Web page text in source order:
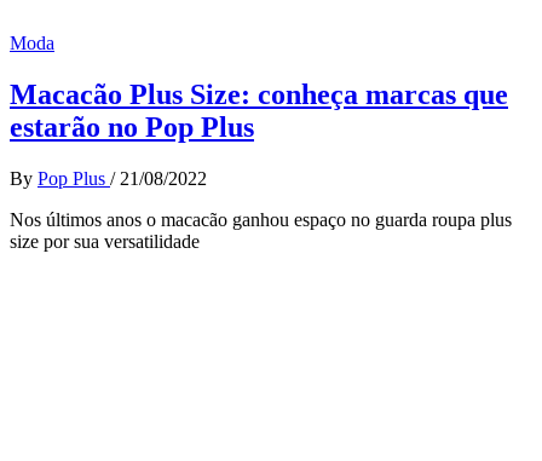
Moda
Macacão Plus Size: conheça marcas que
estarão no Pop Plus
By Pop Plus / 21/08/2022
Nos últimos anos o macacão ganhou espaço no guarda roupa plus
size por sua versatilidade